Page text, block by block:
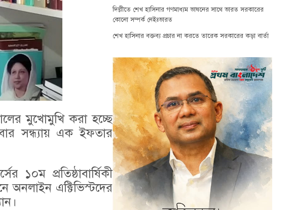
মুখোমুখি করা হচ্ছে
সন্ধ্যায় এক ইফতার
১০ম প্রতিষ্ঠাবার্ষিকী
অনলাইন এক্টিভিস্টদের
দিল্লীতে শেখ হাসিনার গণমাধ্যম ভাষনের সাথে ভারত সরকারের
কোনো সম্পর্ক নেইঃভারত
শেখ হাসিনার বক্তব্য প্রচার না করতে তারেক সরকারের কড়া বার্তা